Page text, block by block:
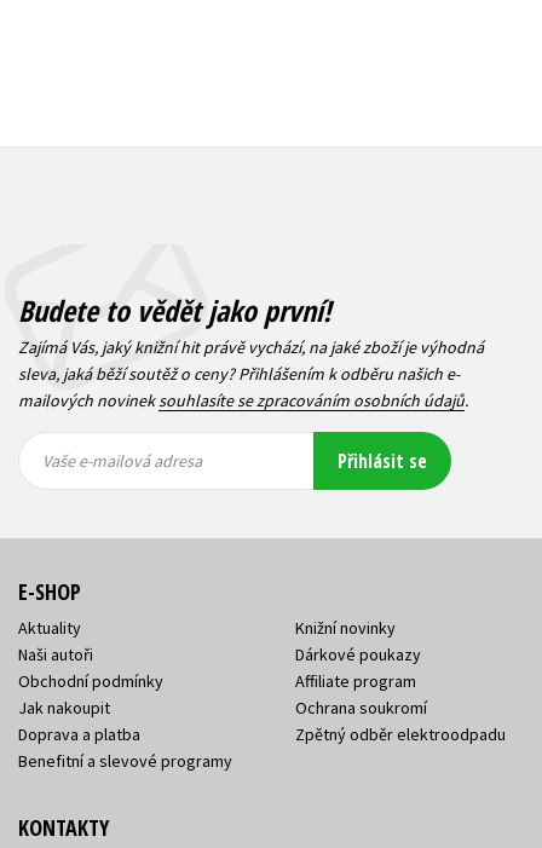
Budete to vědět jako první!
Zajímá Vás, jaký knižní hit právě vychází, na jaké zboží je výhodná
sleva, jaká běží soutěž o ceny? Přihlášením k odběru našich e-
mailových novineksouhlasíte se zpracováním osobních údajů.
mailová
mailová
Vaše e-mailová adresa Přihlásit se
E-SHOP
Aktuality
Naši autoři
Obchodní podmínky
Jak nakoupit
Doprava a platba
Benefitní a slevové programy
Knižní novinky
Dárkové poukazy
Affiliate program
Ochrana soukromí
Zpětný odběr elektroodpadu
KONTAKTY